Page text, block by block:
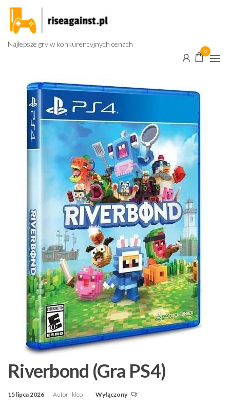
Przejdź
treści
Najlepsze gry w konkurencyjnych cenach
0
Riverbond (Gra PS4)
15 lipca 2026 Autor kleo Wyłączony